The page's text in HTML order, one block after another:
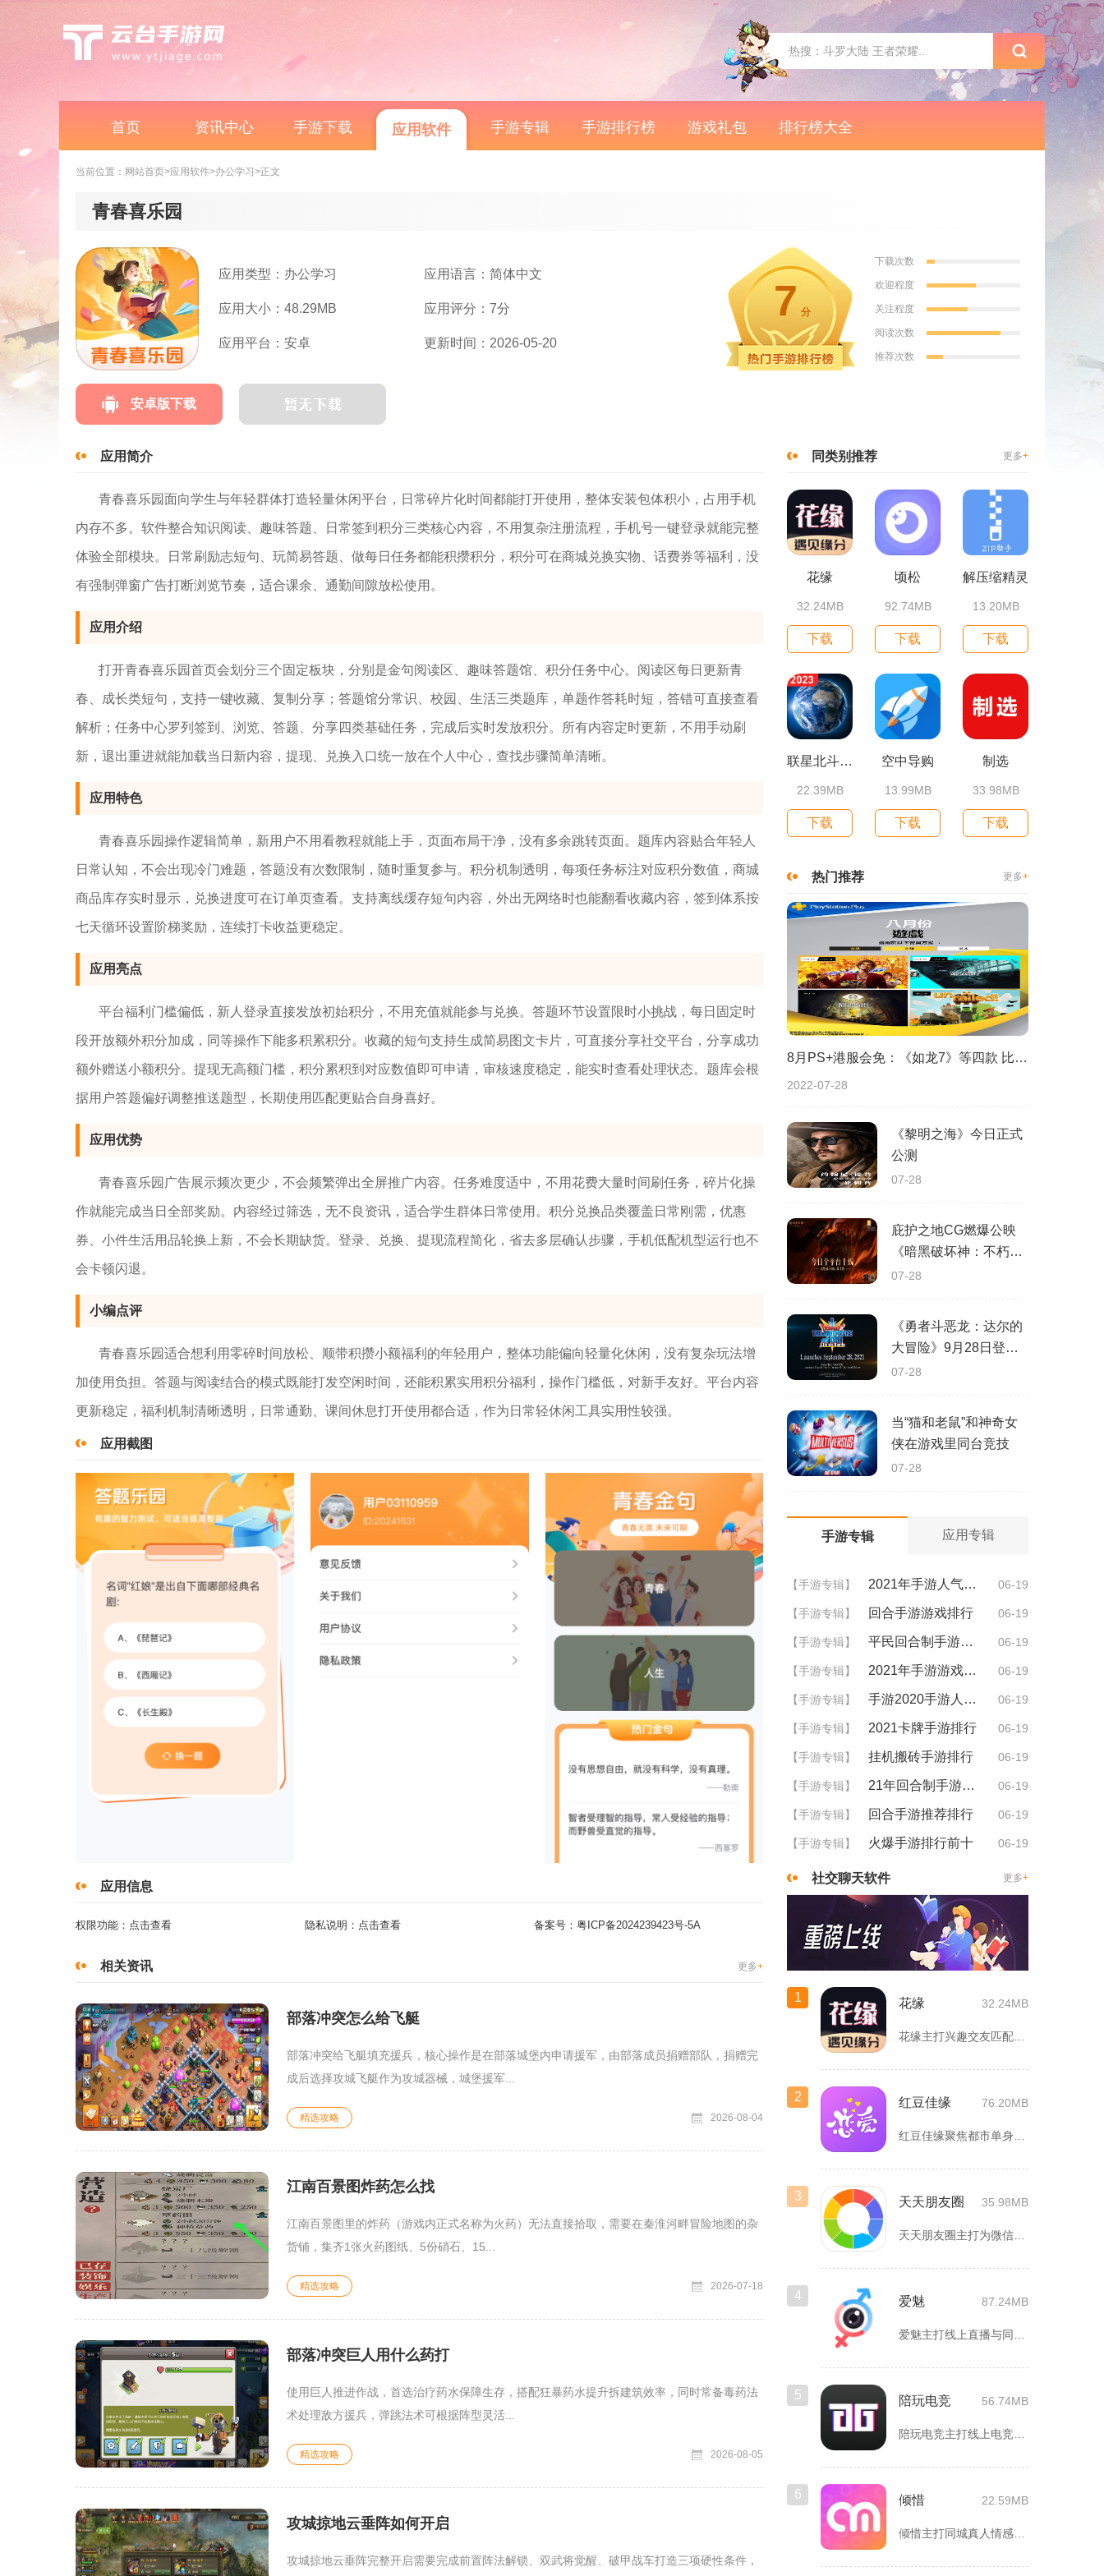
首页 资讯中心 手游下载 应用软件 手游专辑 手游排行榜 游戏礼包 排行榜大全
当前位置： 网站首页>应用软件>办公学习 >正文
青春喜乐园
应用类型：办公学习 应用语言：简体中文
应用大小：48.29MB 应用评分：7分
应用平台：安卓 更新时间：2026-05-20
7 分
下载次数
欢迎程度
关注程度
阅读次数
推荐次数
安卓版下载
应用简介
青春喜乐园面向学生与年轻群体打造轻量休闲平台，日常碎片化时间都能打开使用，整体安装包体积小，占用手机
内存不多。软件整合知识阅读、趣味答题、日常签到积分三类核心内容，不用复杂注册流程，手机号一键登录就能完整
体验全部模块。日常刷励志短句、玩简易答题、做每日任务都能积攒积分，积分可在商城兑换实物、话费券等福利，没
有强制弹窗广告打断浏览节奏，适合课余、通勤间隙放松使用。
应用介绍
打开青春喜乐园首页会划分三个固定板块，分别是金句阅读区、趣味答题馆、积分任务中心。阅读区每日更新青
春、成长类短句，支持一键收藏、复制分享；答题馆分常识、校园、生活三类题库，单题作答耗时短，答错可直接查看
解析；任务中心罗列签到、浏览、答题、分享四类基础任务，完成后实时发放积分。所有内容定时更新，不用手动刷
新，退出重进就能加载当日新内容，提现、兑换入口统一放在个人中心，查找步骤简单清晰。
应用特色
青春喜乐园操作逻辑简单，新用户不用看教程就能上手，页面布局干净，没有多余跳转页面。题库内容贴合年轻人
日常认知，不会出现冷门难题，答题没有次数限制，随时重复参与。积分机制透明，每项任务标注对应积分数值，商城
商品库存实时显示，兑换进度可在订单页查看。支持离线缓存短句内容，外出无网络时也能翻看收藏内容，签到体系按
七天循环设置阶梯奖励，连续打卡收益更稳定。
应用亮点
平台福利门槛偏低，新人登录直接发放初始积分，不用充值就能参与兑换。答题环节设置限时小挑战，每日固定时
段开放额外积分加成，同等操作下能多积累积分。收藏的短句支持生成简易图文卡片，可直接分享社交平台，分享成功
额外赠送小额积分。提现无高额门槛，积分累积到对应数值即可申请，审核速度稳定，能实时查看处理状态。题库会根
据用户答题偏好调整推送题型，长期使用匹配更贴合自身喜好。
应用优势
青春喜乐园广告展示频次更少，不会频繁弹出全屏推广内容。任务难度适中，不用花费大量时间刷任务，碎片化操
作就能完成当日全部奖励。内容经过筛选，无不良资讯，适合学生群体日常使用。积分兑换品类覆盖日常刚需，优惠
券、小件生活用品轮换上新，不会长期缺货。登录、兑换、提现流程简化，省去多层确认步骤，手机低配机型运行也不
会卡顿闪退。
小编点评
青春喜乐园适合想利用零碎时间放松、顺带积攒小额福利的年轻用户，整体功能偏向轻量化休闲，没有复杂玩法增
加使用负担。答题与阅读结合的模式既能打发空闲时间，还能积累实用积分福利，操作门槛低，对新手友好。平台内容
更新稳定，福利机制清晰透明，日常通勤、课间休息打开使用都合适，作为日常轻休闲工具实用性较强。
应用截图
应用信息
权限功能： 点击查看 隐私说明： 点击查看 备案号： 粤ICP备2024239423号-5A
相关资讯 更多+
部落冲突怎么给飞艇
部落冲突给飞艇填充援兵，核心操作是在部落城堡内申请援军，由部落成员捐赠部队，捐赠完
成后选择攻城飞艇作为攻城器械，城堡援军...
精选攻略 2026-08-04
江南百景图炸药怎么找
江南百景图里的炸药（游戏内正式名称为火药）无法直接拾取，需要在秦淮河畔冒险地图的杂
货铺，集齐1张火药图纸、5份硝石、15...
精选攻略 2026-07-18
部落冲突巨人用什么药打
使用巨人推进作战，首选治疗药水保障生存，搭配狂暴药水提升拆建筑效率，同时常备毒药法
术处理敌方援兵，弹跳法术可根据阵型灵活...
精选攻略 2026-08-05
攻城掠地云垂阵如何开启
攻城掠地云垂阵完整开启需要完成前置阵法解锁、双武将觉醒、破甲战车打造三项硬性条件，
同类别推荐 更多+
花缘
32.24MB
下载
顷松
92.74MB
下载
解压缩精灵
13.20MB
下载
联星北斗街景地图
22.39MB
下载
空中导购
13.99MB
下载
制选
33.98MB
下载
热门推荐 更多+
8月PS+港服会免：《如龙7》等四款 比欧美服多一款
2022-07-28
《黎明之海》今日正式
公测
07-28
庇护之地CG燃爆公映
《暗黑破坏神：不朽》
今日全平台上线
07-28
《勇者斗恶龙：达尔的
大冒险》9月28日登陆
苹果谷歌应用商店
07-28
当“猫和老鼠”和神奇女
侠在游戏里同台竞技
07-28
手游专辑 应用专辑
【手游专辑】 2021年手游人气排行 06-19
【手游专辑】 回合手游游戏排行 06-19
【手游专辑】 平民回合制手游排行 06-19
【手游专辑】 2021年手游游戏排行 06-19
【手游专辑】 手游2020手游人气排行 06-19
【手游专辑】 2021卡牌手游排行 06-19
【手游专辑】 挂机搬砖手游排行 06-19
【手游专辑】 21年回合制手游排行 06-19
【手游专辑】 回合手游推荐排行 06-19
【手游专辑】 火爆手游排行前十 06-19
社交聊天软件 更多+
1 花缘 32.24MB
花缘主打兴趣交友匹配，聚焦喜欢花卉、园艺的人群搭建线上社交空...
2 红豆佳缘 76.20MB
红豆佳缘聚焦都市单身人群严肃婚恋需求，搭建线上线下联动的真实...
3 天天朋友圈 35.98MB
天天朋友圈主打为微信以及各类社交平台提供全套发圈素材，涵盖文...
4 爱魅 87.24MB
爱魅主打线上直播与同城轻社交融合服务，整合影音直播、兴趣社群...
5 陪玩电竞 56.74MB
陪玩电竞主打线上电竞组队、游戏陪练服务，覆盖手游、端游多款热...
6 倾惜 22.59MB
倾惜主打同城真人情感社交，面向有交友、脱单需求的年轻用户，依...